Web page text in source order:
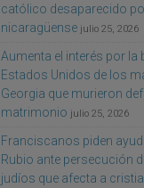
católico desaparecido
nicaragüense julio 25, 2026
Aumenta el interés por la
Estados Unidos de los
Georgia que murieron
matrimonio julio 25, 2026
Franciscanos piden
Rubio ante persecución
judíos que afecta a